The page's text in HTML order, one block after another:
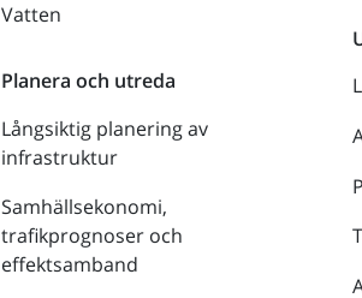
Vatten
Planera och utreda
Långsiktig planering av
infrastruktur
Samhällsekonomi,
trafikprognoser och
effektsamband